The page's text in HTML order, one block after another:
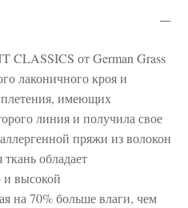
CLASSICS от German Grass
лаконичного кроя и
имеющих
линия и получила свое
пряжи из волокон
обладает
и высокой
на 70% больше влаги, чем